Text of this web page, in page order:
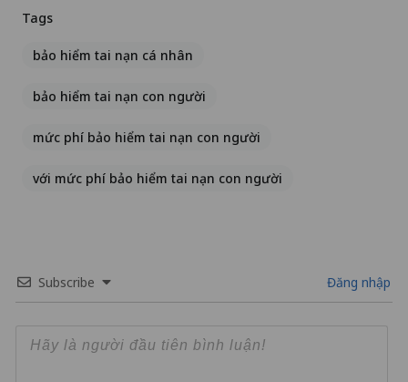
Tags
bảo hiểm tai nạn cá nhân
bảo hiểm tai nạn con người
mức phí bảo hiểm tai nạn con người
với mức phí bảo hiểm tai nạn con người
Subscribe Đăng nhập